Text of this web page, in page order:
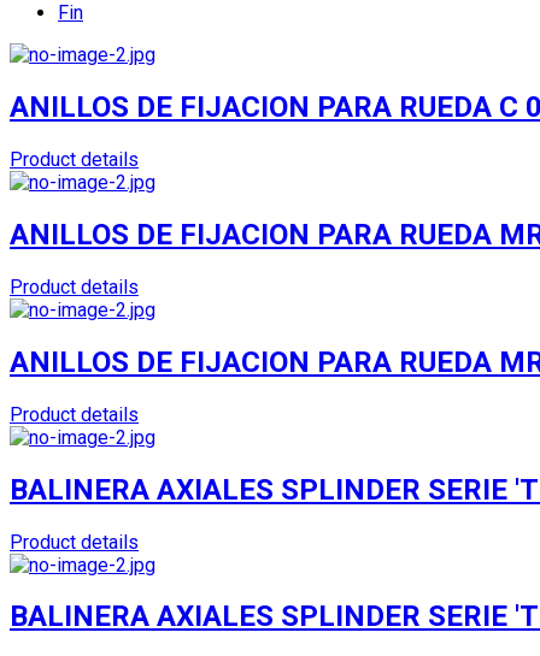
Fin
ANILLOS DE FIJACION PARA RUEDA C
Product details
ANILLOS DE FIJACION PARA RUEDA
Product details
ANILLOS DE FIJACION PARA RUEDA
Product details
BALINERA AXIALES SPLINDER SERIE
Product details
BALINERA AXIALES SPLINDER SERIE